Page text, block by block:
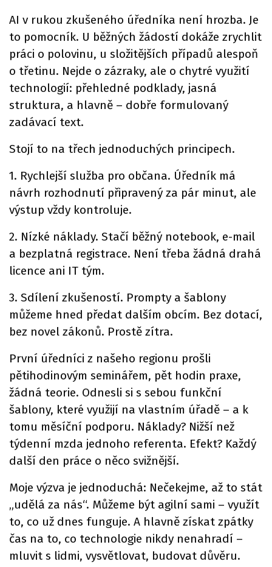
AI v rukou zkušeného úředníka není hrozba. Je
to pomocník. U běžných žádostí dokáže zrychlit
práci o polovinu, u složitějších případů alespoň
o třetinu. Nejde o zázraky, ale o chytré využití
technologií: přehledné podklady, jasná
struktura, a hlavně – dobře formulovaný
zadávací text.
Stojí to na třech jednoduchých principech.
1. Rychlejší služba pro občana. Úředník má
návrh rozhodnutí připravený za pár minut, ale
výstup vždy kontroluje.
2. Nízké náklady. Stačí běžný notebook, e-mail
a bezplatná registrace. Není třeba žádná drahá
licence ani IT tým.
3. Sdílení zkušeností. Prompty a šablony
můžeme hned předat dalším obcím. Bez dotací,
bez novel zákonů. Prostě zítra.
První úředníci z našeho regionu prošli
pětihodinovým seminářem, pět hodin praxe,
žádná teorie. Odnesli si s sebou funkční
šablony, které využijí na vlastním úřadě – a k
tomu měsíční podporu. Náklady? Nižší než
týdenní mzda jednoho referenta. Efekt? Každý
další den práce o něco svižnější.
Moje výzva je jednoduchá: Nečekejme, až to stát
„udělá za nás“. Můžeme být agilní sami – využít
to, co už dnes funguje. A hlavně získat zpátky
čas na to, co technologie nikdy nenahradí –
mluvit s lidmi, vysvětlovat, budovat důvěru.